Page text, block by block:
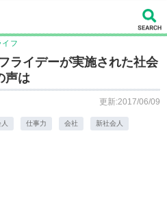
イフ
ライデーが実施された社会
声は
更新:2017/06/09
仕事力 会社 新社会人